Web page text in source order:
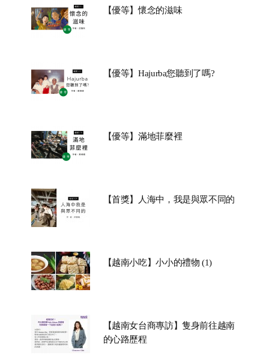
【優等】懷念的滋味
【優等】Hajurba您聽到了嗎?
【優等】滿地菲麼裡
【首獎】人海中，我是與眾不同的
【越南小吃】小小的禮物 (1)
【越南女台商專訪】隻身前往越南
的心路歷程